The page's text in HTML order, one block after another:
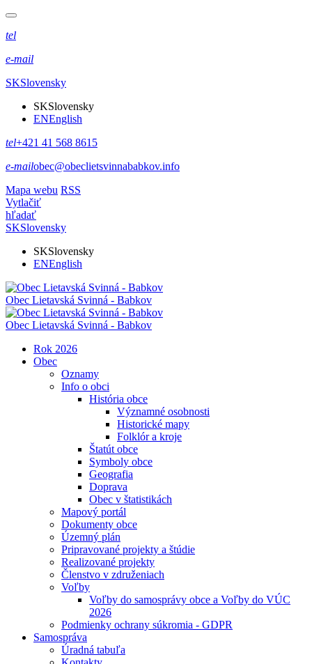
tel
e-mail
SKSlovensky
SKSlovensky
ENEnglish
tel+421 41 568 8615
e-mailobec@obeclietsvinnababkov.info
Mapa webu RSS
Vytlačiť
hľadať
SKSlovensky
SKSlovensky
ENEnglish
Obec Lietavská Svinná - Babkov
Obec Lietavská Svinná - Babkov
Rok 2026
Obec
Oznamy
Info o obci
História obce
Významné osobnosti
Historické mapy
Folklór a kroje
Štatút obce
Symboly obce
Geografia
Doprava
Obec v štatistikách
Mapový portál
Dokumenty obce
Územný plán
Pripravované projekty a štúdie
Realizované projekty
Členstvo v združeniach
Voľby
Voľby do samosprávy obce a Voľby do VÚC
2026
Podmienky ochrany súkromia - GDPR
Samospráva
Úradná tabuľa